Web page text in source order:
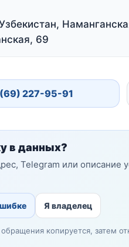
69
227-95-91
в данных?
Telegram или
Я владелец
копируется, затем